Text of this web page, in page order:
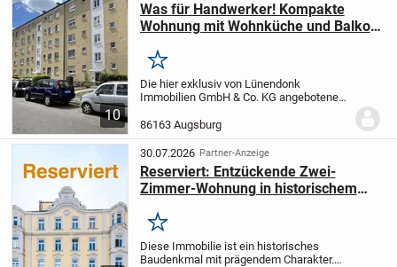
10
Was für Handwerker! Kompakte
Wohnung mit Wohnküche und Balkon
Merken
Die hier exklusiv von Lünendonk
Immobilien GmbH & Co. KG angebotene
einer im Jahre ca. 1964 erstellten
Wohnanlage.Die Wohnung liegt im 2.
Obergeschoss und bietet...
86163 Augsburg
30.07.2026 Partner-Anzeige
Reserviert: Entzückende Zwei-
Zimmer-Wohnung in historischem
Merken
Diese Immobilie ist ein historisches
Baudenkmal mit prägendem Charakter.